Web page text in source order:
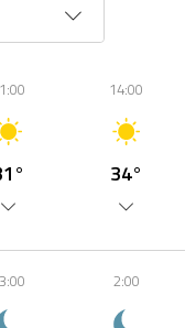
14:00
34°
2:00